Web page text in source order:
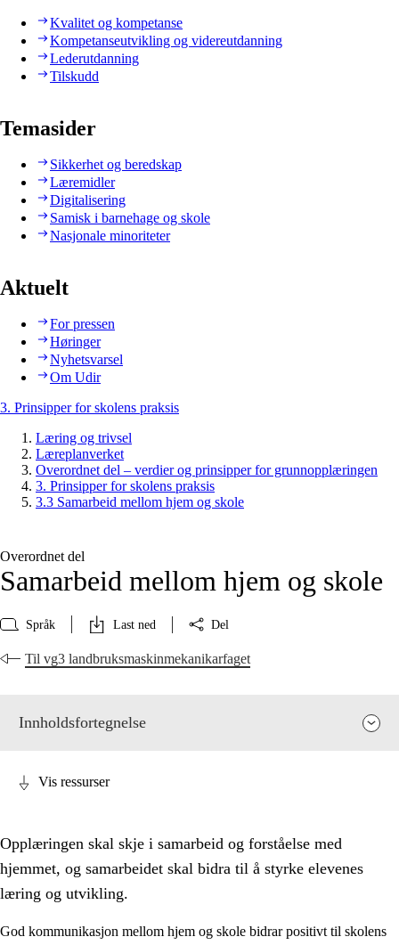
Kvalitet og kompetanse
Kompetanseutvikling og videreutdanning
Lederutdanning
Tilskudd
Temasider
Sikkerhet og beredskap
Læremidler
Digitalisering
Samisk i barnehage og skole
Nasjonale minoriteter
Aktuelt
For pressen
Høringer
Nyhetsvarsel
Om Udir
3. Prinsipper for skolens praksis
Læring og trivsel
Læreplanverket
Overordnet del – verdier og prinsipper for grunnopplæringen
3. Prinsipper for skolens praksis
3.3 Samarbeid mellom hjem og skole
Overordnet del
Samarbeid mellom hjem og skole
Språk Last ned Del
Til vg3 landbruksmaskinmekanikarfaget
Innholdsfortegnelse
Vis ressurser
Opplæringen skal skje i samarbeid og forståelse med
hjemmet, og samarbeidet skal bidra til å styrke elevenes
læring og utvikling.
God kommunikasjon mellom hjem og skole bidrar positivt til skolens